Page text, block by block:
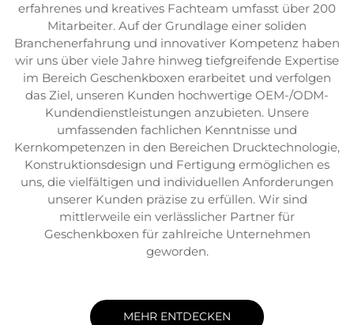
erfahrenes und kreatives Fachteam umfasst über 200
Mitarbeiter. Auf der Grundlage einer soliden
Branchenerfahrung und innovativer Kompetenz haben
wir uns über viele Jahre hinweg tiefgreifende Expertise
im Bereich Geschenkboxen erarbeitet und verfolgen
das Ziel, unseren Kunden hochwertige OEM-/ODM-
Kundendienstleistungen anzubieten. Unsere
umfassenden fachlichen Kenntnisse und
Kernkompetenzen in den Bereichen Drucktechnologie,
Konstruktionsdesign und Fertigung ermöglichen es
uns, die vielfältigen und individuellen Anforderungen
unserer Kunden präzise zu erfüllen. Wir sind
mittlerweile ein verlässlicher Partner für
Geschenkboxen für zahlreiche Unternehmen
geworden.
MEHR ENTDECKEN